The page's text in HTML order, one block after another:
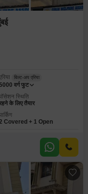
बिल्ट-अप एरिया
वर्ग फुट
स्थिति
के लिए तैयार
Covered + 1 Open